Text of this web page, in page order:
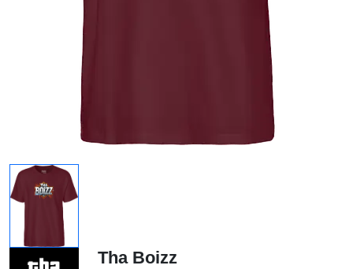
Tha Boizz